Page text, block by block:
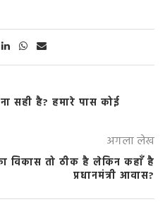
सही है? हमारे पास कोई
अगला लेख
विकास तो ठीक है लेकिन कहाँ है
प्रधानमंत्री आवास?